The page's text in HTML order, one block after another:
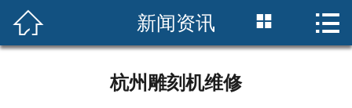
 首页
 新闻资讯  
杭州雕刻机维修